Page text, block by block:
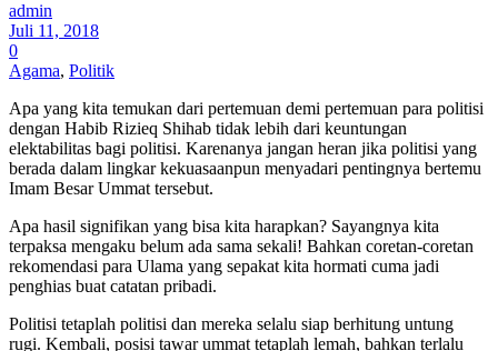
admin
Juli 11, 2018
0
Agama, Politik
Apa yang kita temukan dari pertemuan demi pertemuan para politisi
dengan Habib Rizieq Shihab tidak lebih dari keuntungan
elektabilitas bagi politisi. Karenanya jangan heran jika politisi yang
berada dalam lingkar kekuasaanpun menyadari pentingnya bertemu
Imam Besar Ummat tersebut.
Apa hasil signifikan yang bisa kita harapkan? Sayangnya kita
terpaksa mengaku belum ada sama sekali! Bahkan coretan-coretan
rekomendasi para Ulama yang sepakat kita hormati cuma jadi
penghias buat catatan pribadi.
Politisi tetaplah politisi dan mereka selalu siap berhitung untung
rugi. Kembali, posisi tawar ummat tetaplah lemah, bahkan terlalu